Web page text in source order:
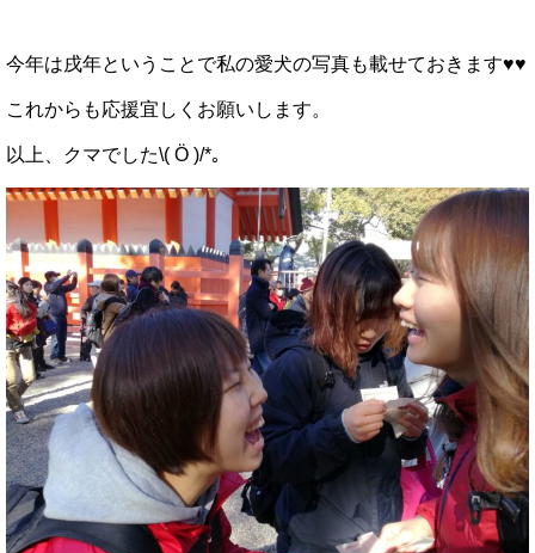
今年は戌年ということで私の愛犬の写真も載せておきます♥♥
これからも応援宜しくお願いします。
以上、クマでした\( Ö )/*｡